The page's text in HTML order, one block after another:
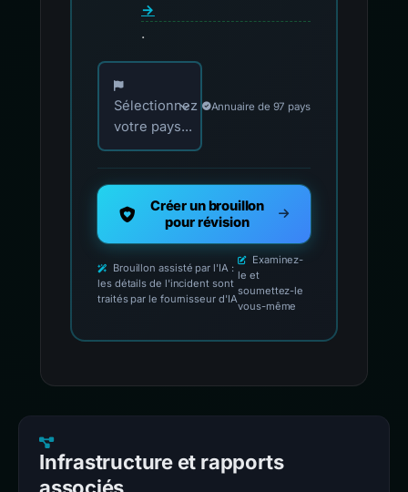
→
.
Choisissez votre pays pour les contacts
Sélectionnez
votre pays...
Annuaire de 97 pays
Créer un brouillon
pour révision
Brouillon assisté par l'IA :
les détails de l'incident sont
traités par le fournisseur d'IA
Examinez-
le et
soumettez-le
vous-même
Infrastructure et rapports